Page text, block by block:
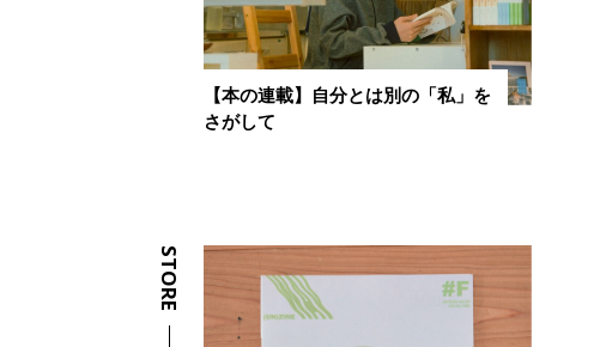
【本の連載】自分とは別の「私」を
さがして
STORE